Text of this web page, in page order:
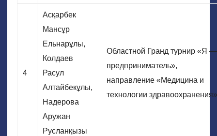
4
Асқарбек
Мансұр
Ельнарұлы,
Колдаев
Расул
Алтайбекұлы,
Надерова
Аружан
Русланқызы
Областной Гранд турнир «Я —
предприниматель»,
направление «Медицина и
технологии здравоохранения»